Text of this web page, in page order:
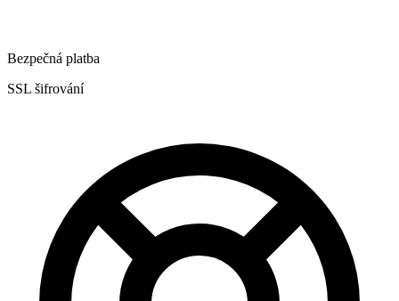
Bezpečná platba
SSL šifrování